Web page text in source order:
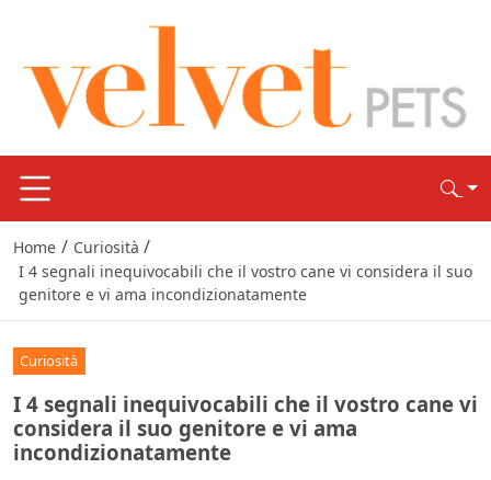
Home / Curiosità /
I 4 segnali inequivocabili che il vostro cane vi considera il suo
genitore e vi ama incondizionatamente
Curiosità
I 4 segnali inequivocabili che il vostro cane vi
considera il suo genitore e vi ama
incondizionatamente